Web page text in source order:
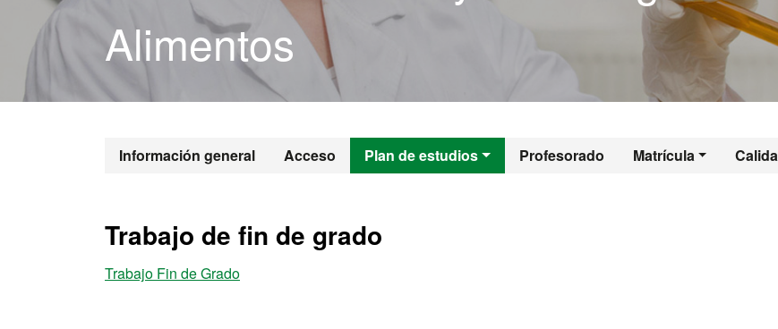
Alimentos
Información general Acceso Plan de estudios Profesorado Matrícula
Grado en Ciencia y Tecnología
Trabajo de fin de grado
Trabajo Fin de Grado